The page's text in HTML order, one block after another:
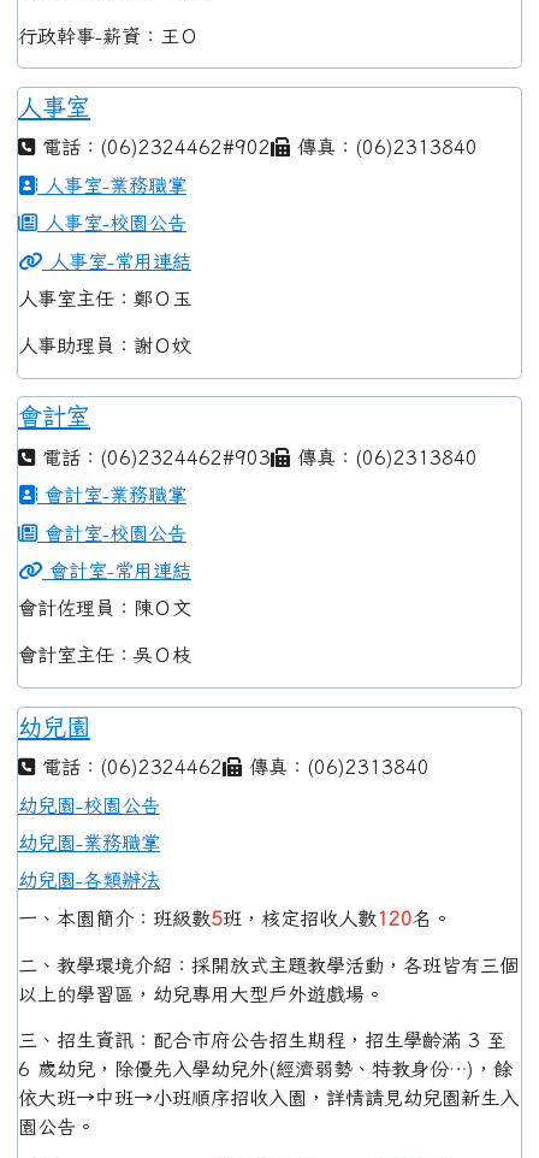
行政幹事-薪資：王Ｏ
人事室
電話：(06)2324462#902
傳真：(06)2313840
人事室-業務職掌
人事室-校園公告
人事室-常用連結
人事室主任：鄭Ｏ玉
人事助理員：謝Ｏ妏
會計室
電話：(06)2324462#903
傳真：(06)2313840
會計室-業務職掌
會計室-校園公告
會計室-常用連結
會計佐理員：陳Ｏ文
會計室主任：吳Ｏ枝
幼兒園
電話：(06)2324462
傳真：(06)2313840
幼兒園-校園公告
幼兒園-業務職掌
幼兒園-各類辦法
一、本園簡介：班級數5班，核定招收人數120名。
二、教學環境介紹：採開放式主題教學活動，各班皆有三個
以上的學習區，幼兒專用大型戶外遊戲場。
三、招生資訊：配合市府公告招生期程，招生學齡滿 3 至
6 歲幼兒，除優先入學幼兒外(經濟弱勢、特教身份…)，餘
依大班→中班→小班順序招收入園，詳情請見幼兒園新生入
園公告。